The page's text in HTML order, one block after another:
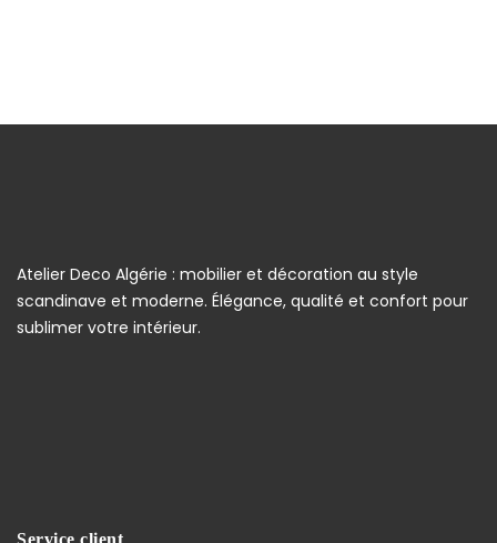
Atelier Deco Algérie : mobilier et décoration au style
scandinave et moderne. Élégance, qualité et confort pour
sublimer votre intérieur.
Service client